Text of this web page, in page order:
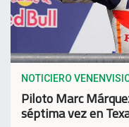
NOTICIERO
Piloto Marc
séptima vez en